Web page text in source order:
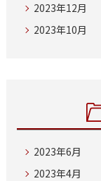
2023年12月
2023年10月
2023年6月
2023年4月